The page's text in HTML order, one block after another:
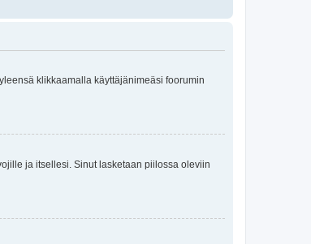
klikkaamalla käyttäjänimeäsi foorumin
ja itsellesi. Sinut lasketaan piilossa oleviin